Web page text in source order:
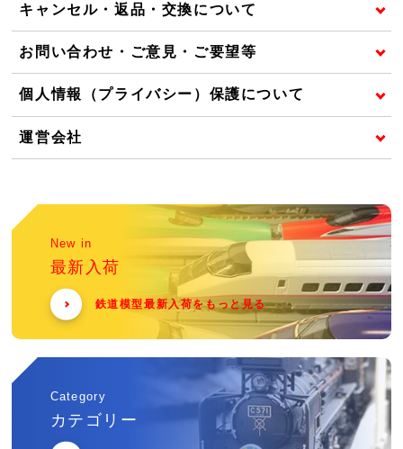
キャンセル・返品・交換について
お問い合わせ・ご意見・ご要望等
個人情報（プライバシー）保護について
運営会社
New in
最新入荷
鉄道模型最新入荷をもっと見る
Category
カテゴリー